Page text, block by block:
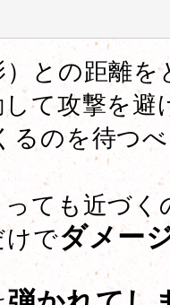
との距離を
て攻撃を避
るのを待つ
ても近づく
けでダメー